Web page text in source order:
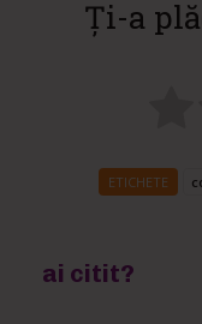
Ți-a
ETICHETE
ai citit?